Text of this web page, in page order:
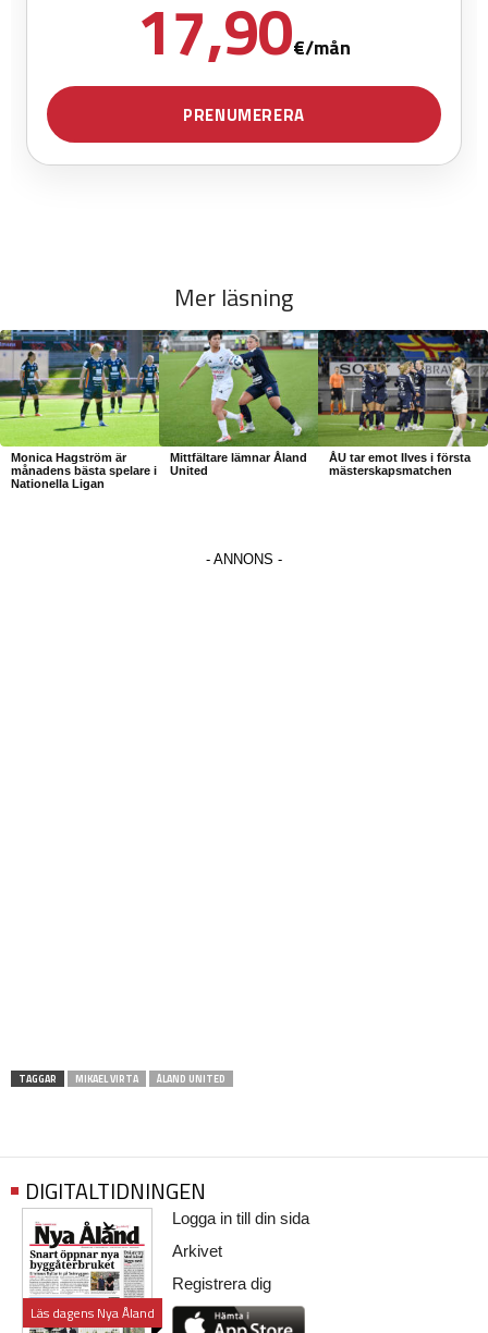
Mer läsning
Monica Hagström är
månadens bästa spelare i
Nationella Ligan
Mittfältare lämnar Åland
United
ÅU tar emot Ilves i första
mästerskapsmatchen
TAGGAR MIKAEL VIRTA ÅLAND UNITED
DIGITALTIDNINGEN
Läs dagens Nya Åland
Logga in till din sida
Arkivet
Registrera dig